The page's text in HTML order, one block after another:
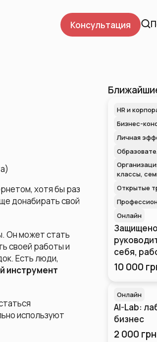
Консультация
хотя бы раз
донабирать свой
Он может стать
своей работы и
Есть люди,
инструмент
используют
HR и
Бизнес-
Личная
классы,
Открытые
Онлайн
себя,
10 000
Онлайн
AI-Lab:
бизнес
2 000 грн